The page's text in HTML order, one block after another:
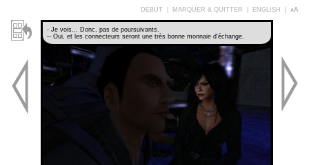
DÉBUT MARQUER & QUITTER ENGLISH aA
- Je vois... Donc, pas de poursuivants.
-- Oui, et les connecteurs seront une très bonne monnaie d'échange.